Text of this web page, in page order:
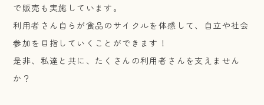
で販売も実施しています。
利用者さん自らが食品のサイクルを体感して、自立や社会
参加を目指していくことができます！
是非、私達と共に、たくさんの利用者さんを支えません
か？